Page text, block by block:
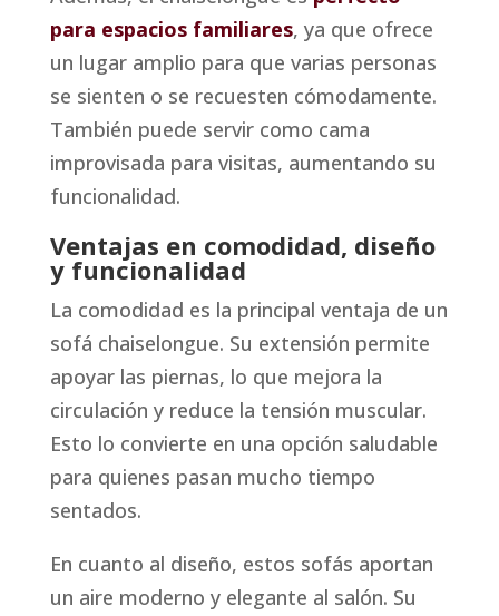
para espacios familiares, ya que ofrece
un lugar amplio para que varias personas
se sienten o se recuesten cómodamente.
También puede servir como cama
improvisada para visitas, aumentando su
funcionalidad.
Ventajas en comodidad, diseño
y funcionalidad
La comodidad es la principal ventaja de un
sofá chaiselongue. Su extensión permite
apoyar las piernas, lo que mejora la
circulación y reduce la tensión muscular.
Esto lo convierte en una opción saludable
para quienes pasan mucho tiempo
sentados.
En cuanto al diseño, estos sofás aportan
un aire moderno y elegante al salón. Su